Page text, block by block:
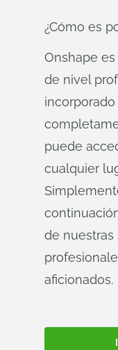
¿Cómo es
Onshape
de nivel
puede
cualquier
de nuestras
aficionados.